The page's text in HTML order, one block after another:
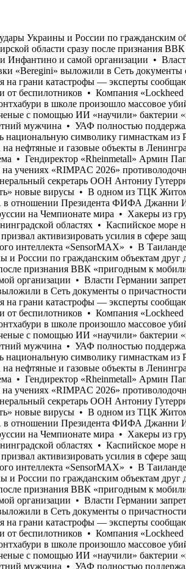
2026» противолодочную систему искусственного интеллекта «SensorMAX» • В Таиланде в провинции Нонтхабури в школе произошло массовое убийство • Генеральный секретарь ООН Антониу Гутерриш осудил удары Украины и России по гражданским объектам друг друга • «Гениально!»: Ученые с помощью ИИ «научили» бактерии «производить» новые вирусы • В одном из ТЦК Житомирской области сразу после признания ВВК «пригодным к мобилизации» умер 46-летний мужчина • УАФ полностью поддержала позицию УЕФА в отношении Президента ФИФА Джанни Инфантино и самой организации • Власти Германии запретили использовать национальную символику гимнасткам из России и Белоруссии на Чемпионате мира • Хакеры из группировки «Beregini» выложили в Сеть документы о причастности НАТО к атакам БПЛА на нефтяные и газовые объекты в Ленинградской и Калининградской областях • Каспийское море находится на грани катастрофы — эксперты сообщают о резком сокращении площади водоема • Гендиректор «Rheinmetall» Армин Паппергер призвал активизировать усилия в сфере защиты Германии от беспилотников • Компания «Lockheed Martin» испытала на учениях «RIMPAC 2026» противолодочную систему искусственного интеллекта «SensorMAX» • В Таиланде в провинции Нонтхабури в школе произошло массовое убийство • Генеральный секретарь ООН Антониу Гутерриш осудил удары Украины и России по гражданским объектам друг друга • «Гениально!»: Ученые с помощью ИИ «научили» бактерии «производить» новые вирусы • В одном из ТЦК Житомирской области сразу после признания ВВК «пригодным к мобилизации» умер 46-летний мужчина • УАФ полностью поддержала позицию УЕФА в отношении Президента ФИФА Джанни Инфантино и самой организации • Власти Германии запретили использовать национальную символику гимнасткам из России и Белоруссии на Чемпионате мира • Хакеры из группировки «Beregini» выложили в Сеть документы о причастности НАТО к атакам БПЛА на нефтяные и газовые объекты в Ленинградской и Калининградской областях • Каспийское море находится на грани катастрофы — эксперты сообщают о резком сокращении площади водоема • Гендиректор «Rheinmetall» Армин Паппергер призвал активизировать усилия в сфере защиты Германии от